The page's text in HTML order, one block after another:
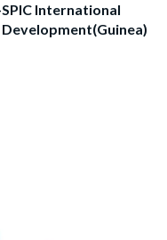
International